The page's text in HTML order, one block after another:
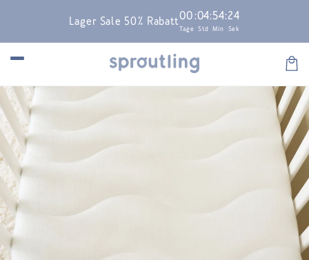
Lager Sale 50% Rabatt00
Tage
:04
Std
:54
Min
:24
Sek